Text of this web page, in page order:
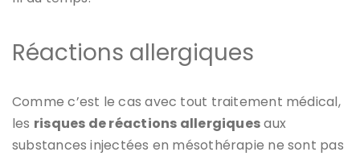
Réactions allergiques
Comme c’est le cas avec tout traitement médical,
les risques de réactions allergiquesaux
substances injectées en mésothérapie ne sont pas